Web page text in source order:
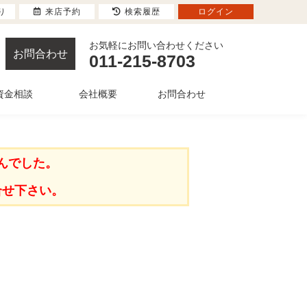
お問合わせ
お気軽にお問い合わせください
011-215-8703
金相談 会社概要 お問合わせ
した。
下さい。
来店予約 検索履歴 ログイン